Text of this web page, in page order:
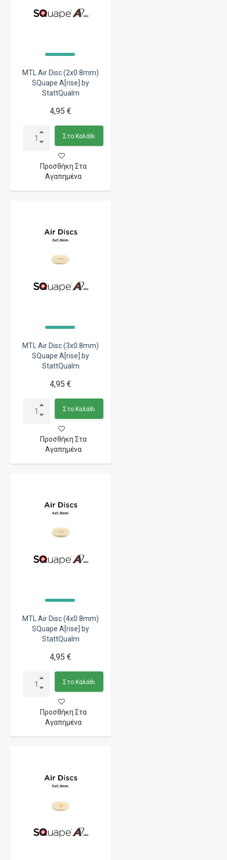
MTL Air Disc (2x0.8mm)
SQuape A[rise] by
StattQualm
4,95 €
Στο Καλάθι
Προσθήκη Στα
Αγαπημένα
MTL Air Disc (3x0.8mm)
SQuape A[rise] by
StattQualm
4,95 €
Στο Καλάθι
Προσθήκη Στα
Αγαπημένα
MTL Air Disc (4x0.8mm)
SQuape A[rise] by
StattQualm
4,95 €
Στο Καλάθι
Προσθήκη Στα
Αγαπημένα